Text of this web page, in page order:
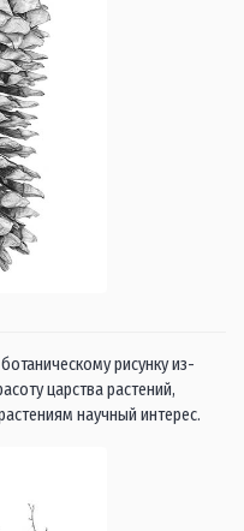
рисунку из-
царства растений,
научный интерес.